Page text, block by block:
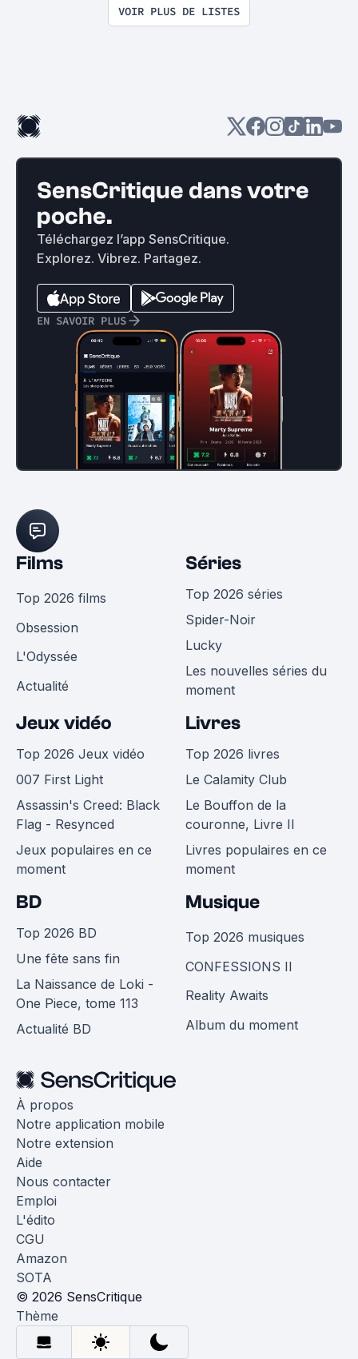
VOIR PLUS DE LISTES
SensCritique dans votre
poche.
Téléchargez l’app SensCritique.
Explorez. Vibrez. Partagez.
EN SAVOIR PLUS
Films
Top 2026 films
Obsession
L'Odyssée
Actualité
Séries
Top 2026 séries
Spider-Noir
Lucky
Les nouvelles séries du
moment
Jeux vidéo
Top 2026 Jeux vidéo
007 First Light
Assassin's Creed: Black
Flag - Resynced
Jeux populaires en ce
moment
Livres
Top 2026 livres
Le Calamity Club
Le Bouffon de la
couronne, Livre II
Livres populaires en ce
moment
BD
Top 2026 BD
Une fête sans fin
La Naissance de Loki -
One Piece, tome 113
Actualité BD
Musique
Top 2026 musiques
CONFESSIONS II
Reality Awaits
Album du moment
À propos
Notre application mobile
Notre extension
Aide
Nous contacter
Emploi
L'édito
CGU
Amazon
SOTA
© 2026 SensCritique
Thème